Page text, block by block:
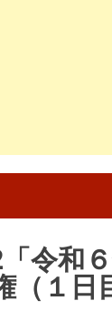
令和
（１日